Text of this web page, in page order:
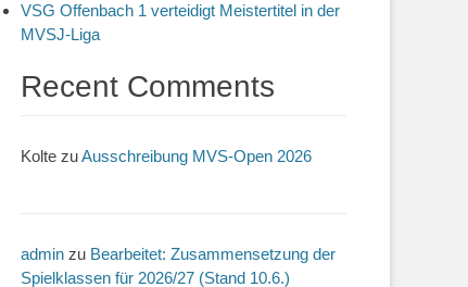
VSG Offenbach 1 verteidigt Meistertitel in der
MVSJ-Liga
Recent Comments
Kolte zuAusschreibung MVS-Open 2026
admin zu Bearbeitet: Zusammensetzung der
Spielklassen für 2026/27 (Stand 10.6.)